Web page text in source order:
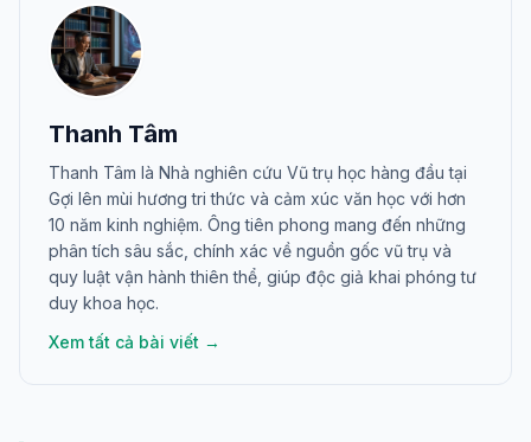
Thanh Tâm
Thanh Tâm là Nhà nghiên cứu Vũ trụ học hàng đầu tại
Gợi lên mùi hương tri thức và cảm xúc văn học với hơn
10 năm kinh nghiệm. Ông tiên phong mang đến những
phân tích sâu sắc, chính xác về nguồn gốc vũ trụ và
quy luật vận hành thiên thể, giúp độc giả khai phóng tư
duy khoa học.
Xem tất cả bài viết →